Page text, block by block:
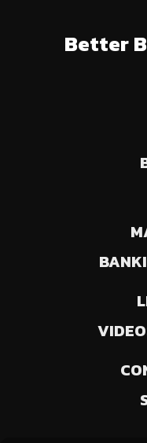
Better